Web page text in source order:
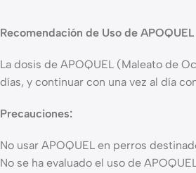
Recomendación de Uso de APOQUEL
La dosis de APOQUEL (Maleato de
días, y continuar con una vez al día
Precauciones:
No usar APOQUEL en perros
No se ha evaluado el uso de